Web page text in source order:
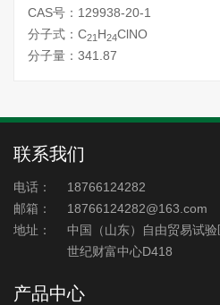
CAS号：129938-20-1
分子式：C21 H24ClNO
分子量：341.87
联系我们
电话：
18766124282
邮箱：
18766124282@163.com
地址：
中国（山东）自由贸易试
世纪财富中心D418
产品中心